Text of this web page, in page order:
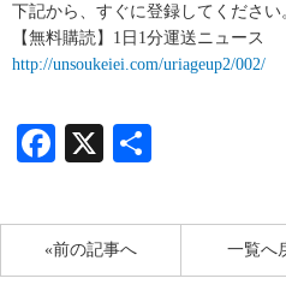
下記から、すぐに登録してください
【無料購読】1日1分運送ニュース
http://unsoukeiei.com/uriageup2/002/
Facebook
X
«前の記事へ 一覧へ